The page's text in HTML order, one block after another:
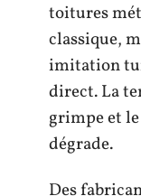
toitures
classique,
imitation
direct. La
grimpe et
dégrade.
Des